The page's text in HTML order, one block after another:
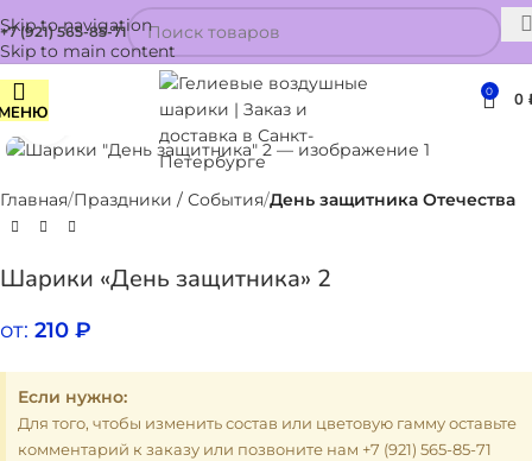
Skip to navigation
Skip to main content
+7 (921) 565-85-71
0 0
Нажмите, чтобы увеличить
Главная Праздники / События День защитника Отечества
Шарики «День защитника» 2
от: 210 ₽
Если нужно:
Для того, чтобы изменить состав или цветовую гамму оставьте
комментарий к заказу или позвоните нам +7 (921) 565-85-71